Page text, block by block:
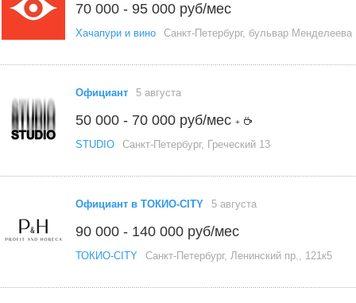
70 000 - 95 000 руб/мес
Хачапури и вино Санкт-Петербург, бульвар Менделеева
Официант 5 августа
50 000 - 70 000 руб/мес +
STUDIO Санкт-Петербург, Греческий 13
Официант в ТОКИО-CITY 5 августа
90 000 - 140 000 руб/мес
ТОКИО-CITY Санкт-Петербург, Ленинский пр., 121к5